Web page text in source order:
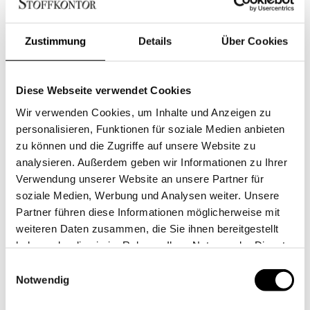
Zustimmung Details Über Cookies
Diese Webseite verwendet Cookies
Wir verwenden Cookies, um Inhalte und Anzeigen zu
personalisieren, Funktionen für soziale Medien anbieten
zu können und die Zugriffe auf unsere Website zu
analysieren. Außerdem geben wir Informationen zu Ihrer
Verwendung unserer Website an unsere Partner für
soziale Medien, Werbung und Analysen weiter. Unsere
Partner führen diese Informationen möglicherweise mit
weiteren Daten zusammen, die Sie ihnen bereitgestellt
haben oder die sie im Rahmen Ihrer Nutzung der Dienste
Notwendig
BETTWÄSCHE
NORDISCH BY
NATURE VICHY KARO
HELLBLAU
Anbieter:
Normaler
Preis
ab 139,00 EUR
BETTWÄSCHE
BLOCKSTREIFEN
NORDISCH BY
NATURE
Anbieter:
Normaler
ab 139,00 EUR
Ausverkauft